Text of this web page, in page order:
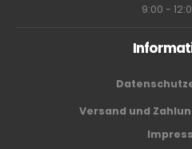
9:00 -
Versand und